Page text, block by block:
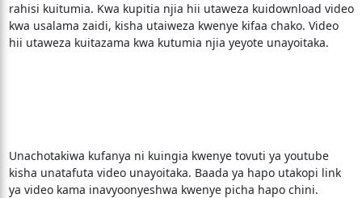
rahisi kuitumia. Kwa kupitia njia hii utaweza kuidownload video
kwa usalama zaidi, kisha utaiweza kwenye kifaa chako. Video
hii utaweza kuitazama kwa kutumia njia yeyote unayoitaka.
Unachotakiwa kufanya ni kuingia kwenye tovuti ya youtube
kisha unatafuta video unayoitaka. Baada ya hapo utakopi link
ya video kama inavyoonyeshwa kwenye picha hapo chini.